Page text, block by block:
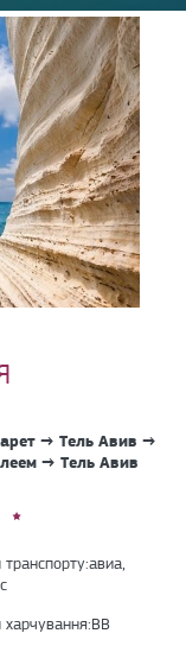
→ Тель Авив →
→ Тель Авив
транспорту:авиа,
харчування:BB